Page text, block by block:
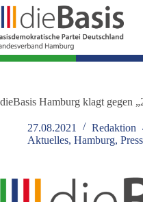
Zum
Inhalt
springen
dieBasis Hamburg klagt gegen
27.08.2021
Redaktion
Aktuelles, Hamburg,